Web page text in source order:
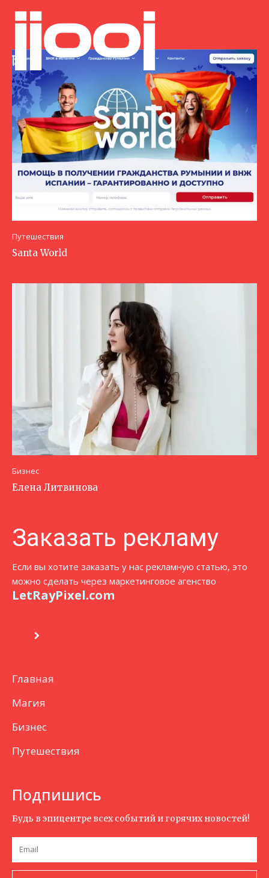
jjooj
Путешествия
Santa World
Бизнес
Елена Литвинова
Заказать рекламу
Если вы хотите заказать у нас рекламную статью, это
можно сделать через маркетинговое агенство
LetRayPixel.com
Главная
Магия
Бизнес
Путешествия
Подпишись
Будь в эпицентре всех событий и горячих новостей!